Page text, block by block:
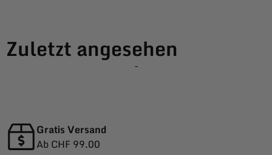
Zuletzt angesehen
-
Gratis Versand
Ab CHF 99.00